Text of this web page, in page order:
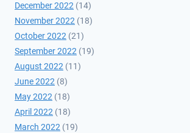
December 2022 (14)
November 2022 (18)
October 2022 (21)
September 2022 (19)
August 2022 (11)
June 2022 (8)
May 2022 (18)
April 2022 (18)
March 2022 (19)